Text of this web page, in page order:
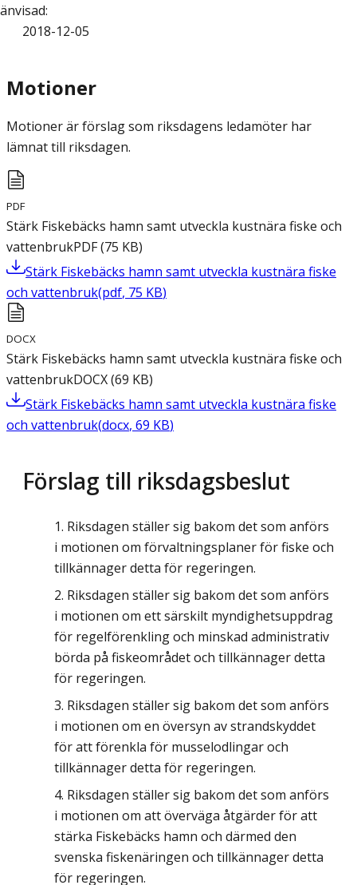
:
2018-12-05
Motioner
Motioner är förslag som riksdagens ledamöter har
lämnat till riksdagen.
PDF
Stärk Fiskebäcks hamn samt utveckla kustnära fiske och
vattenbrukPDF(75 KB)
Stärk Fiskebäcks hamn samt utveckla kustnära fiske
och vattenbruk(pdf, 75 KB)
DOCX
Stärk Fiskebäcks hamn samt utveckla kustnära fiske och
vattenbrukDOCX(69 KB)
Stärk Fiskebäcks hamn samt utveckla kustnära fiske
och vattenbruk(docx, 69 KB)
Förslag till riksdagsbeslut
Riksdagen ställer sig bakom det som anförs
i motionen om förvaltningsplaner för fiske och
tillkännager detta för regeringen.
Riksdagen ställer sig bakom det som anförs
i motionen om ett särskilt myndighetsuppdrag
för regelförenkling och minskad administrativ
börda på fiskeområdet och tillkännager detta
för regeringen.
Riksdagen ställer sig bakom det som anförs
i motionen om en översyn av strandskyddet
för att förenkla för musselodlingar och
tillkännager detta för regeringen.
Riksdagen ställer sig bakom det som anförs
i motionen om att överväga åtgärder för att
stärka Fiskebäcks hamn och därmed den
svenska fiskenäringen och tillkännager detta
för regeringen.